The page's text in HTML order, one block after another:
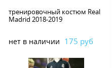
тренировочный костюм Real
Madrid 2018-2019
нет в наличии 175 руб